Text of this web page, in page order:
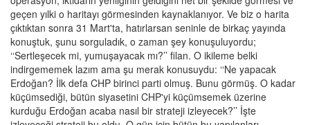
geçen yılki o haritayı görmesinden kaynaklanıyor. Ve biz o harita
çıktıktan sonra 31 Mart'ta, hatırlarsan seninle de birkaç yayında
konuştuk, şunu sorguladık, o zaman şey konuşuluyordu;
‘‘Sertleşecek mi, yumuşayacak mı?’’ filan. O ikileme belki
indirgememek lazım ama şu merak konusuydu: ‘‘Ne yapacak
Erdoğan? İlk defa CHP birinci parti olmuş. Bunu görmüş. O kadar
küçümsediği, bütün siyasetini CHP'yi küçümsemek üzerine
kurduğu Erdoğan acaba nasıl bir strateji izleyecek?’’ İşte